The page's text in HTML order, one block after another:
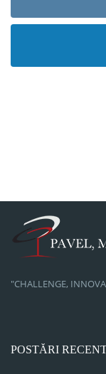
"CHALLENGE,
POSTĂRI